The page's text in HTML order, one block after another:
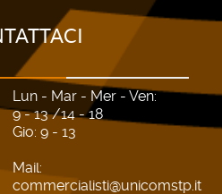
Lun - Mar - Mer - Ven:
9 - 13 /14 - 18
Gio: 9 - 13
Mail:
commercialisti@unicomstp.it